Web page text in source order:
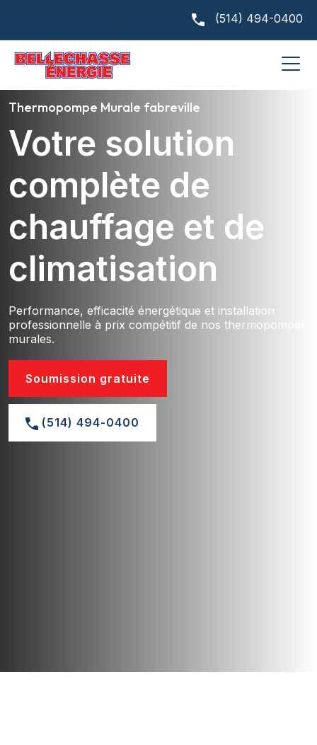
(514) 494-0400
Thermopompe Murale fabreville
Votre solution
complète de
chauffage et de
climatisation
Performance, efficacité énergétique et installation
professionnelle à prix compétitif de nos thermopompes
murales.
Soumission gratuite
(514) 494-0400